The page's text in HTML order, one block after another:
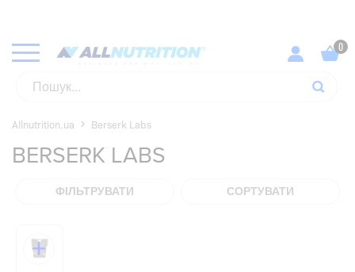
Allnutrition.ua Berserk Labs
BERSERK LABS
ФІЛЬТРУВАТИ СОРТУВАТИ